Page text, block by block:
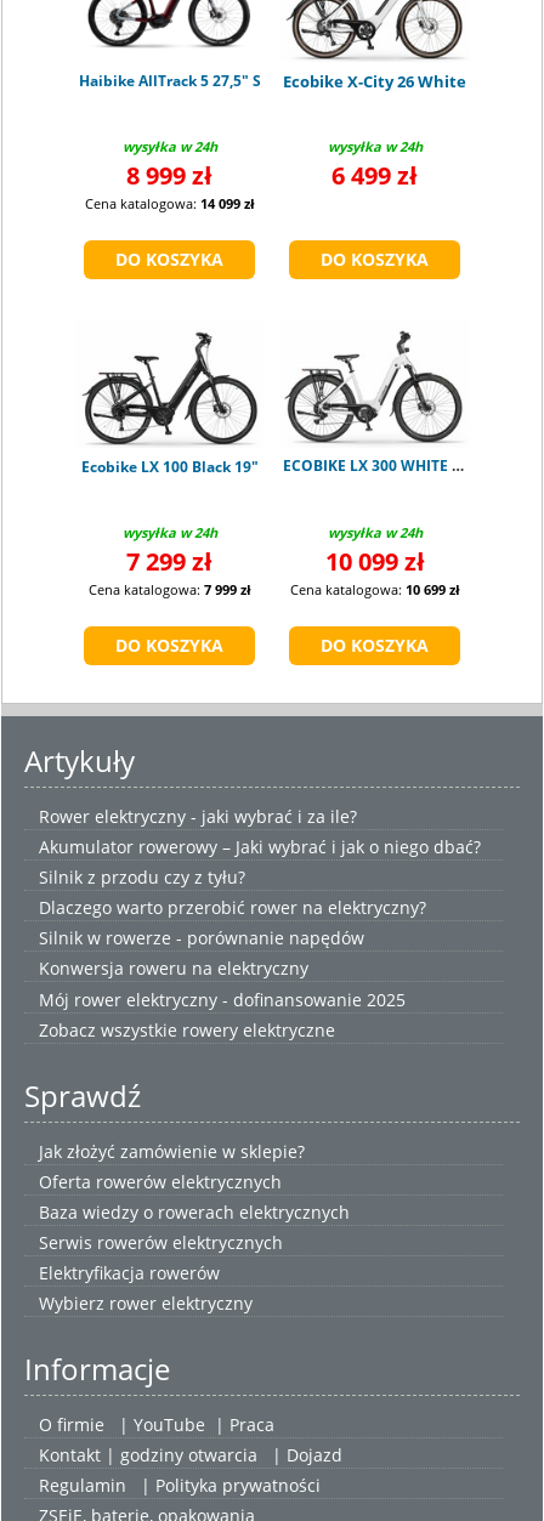
Haibike AllTrack 5 27,5" S
wysyłka w 24h
8 999 zł
Cena katalogowa: 14 099 zł
Ecobike X-City 26 White
wysyłka w 24h
6 499 zł
Ecobike LX 100 Black 19"
wysyłka w 24h
7 299 zł
Cena katalogowa: 7 999 zł
ECOBIKE LX 300 WHITE 900Wh
wysyłka w 24h
10 099 zł
Cena katalogowa: 10 699 zł
Artykuły
Rower elektryczny - jaki wybrać i za ile?
Akumulator rowerowy – Jaki wybrać i jak o niego dbać?
Silnik z przodu czy z tyłu?
Dlaczego warto przerobić rower na elektryczny?
Silnik w rowerze - porównanie napędów
Konwersja roweru na elektryczny
Mój rower elektryczny - dofinansowanie 2025
Zobacz wszystkie rowery elektryczne
Sprawdź
Jak złożyć zamówienie w sklepie?
Oferta rowerów elektrycznych
Baza wiedzy o rowerach elektrycznych
Serwis rowerów elektrycznych
Elektryfikacja rowerów
Wybierz rower elektryczny
Informacje
O firmie | YouTube | Praca
Kontakt | godziny otwarcia
| Dojazd
Regulamin
| Polityka prywatności
ZSEiE, baterie, opakowania